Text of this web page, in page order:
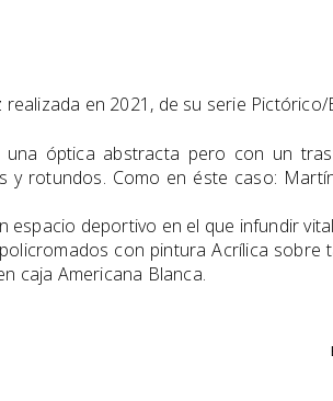
en 2021, de su serie
óptica abstracta pero con un
rotundos. Como en éste caso:
deportivo en el que infundir
con pintura Acrílica
caja Americana Blanca.